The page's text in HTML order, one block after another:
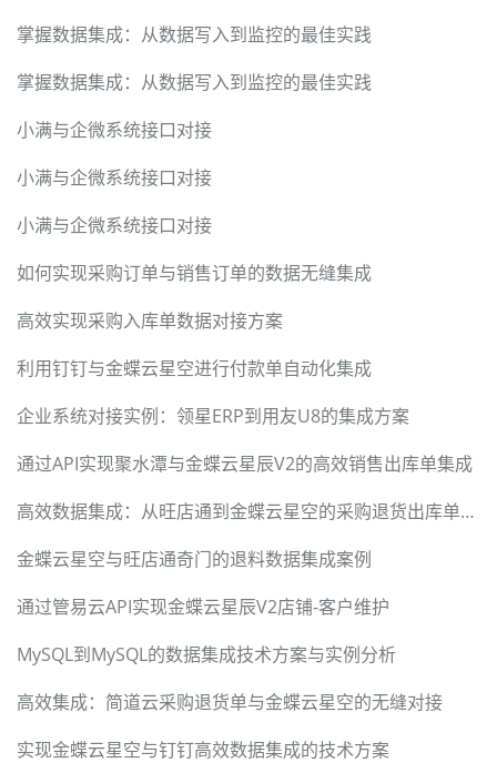
掌握数据集成：从数据写入到监控的最佳实践
掌握数据集成：从数据写入到监控的最佳实践
小满与企微系统接口对接
小满与企微系统接口对接
小满与企微系统接口对接
如何实现采购订单与销售订单的数据无缝集成
高效实现采购入库单数据对接方案
利用钉钉与金蝶云星空进行付款单自动化集成
企业系统对接实例：领星ERP到用友U8的集成方案
通过API实现聚水潭与金蝶云星辰V2的高效销售出库单集成
高效数据集成：从旺店通到金蝶云星空的采购退货出库单对接方案
金蝶云星空与旺店通奇门的退料数据集成案例
通过管易云API实现金蝶云星辰V2店铺-客户维护
MySQL到MySQL的数据集成技术方案与实例分析
高效集成：简道云采购退货单与金蝶云星空的无缝对接
实现金蝶云星空与钉钉高效数据集成的技术方案